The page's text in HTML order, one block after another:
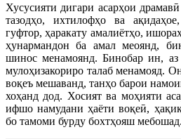
Хусусияти дигари асарҳои
тазодҳо, ихтилофҳо ва
гуфтор, ҳаракату амалиётҳо,
ҳунармандон ба амал меоянд,
шинос менамоянд. Бинобар ин,
мулоҳизакориро талаб менамояд.
воқеъ мешаванд, танҳо барои
хоҳанд дод. Хосият ва моҳияти
ифшо намудани ҳаёти воқеӣ,
бо тамоми бурду бохтҳояш мебошад.